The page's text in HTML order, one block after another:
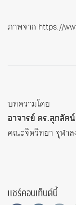
ภาพจาก https://
บทความโดย
อาจารย์ ดร.สุภลัค
คณะจิตวิทยา จุฬา
แชร์คอนเท็นต์นี้